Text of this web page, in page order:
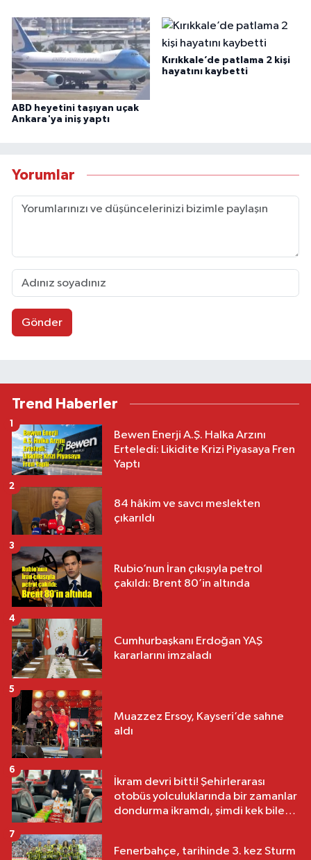
ABD heyetini taşıyan uçak
Ankara'ya iniş yaptı
Kırıkkale’de patlama 2 kişi
hayatını kaybetti
Yorumlar
Gönder
Trend Haberler
Bewen Enerji A.Ş. Halka Arzını
Erteledi: Likidite Krizi Piyasaya Fren
Yaptı
1
84 hâkim ve savcı meslekten
çıkarıldı
2
Rubio’nun İran çıkışıyla petrol
çakıldı: Brent 80’in altında
3
Cumhurbaşkanı Erdoğan YAŞ
kararlarını imzaladı
4
Muazzez Ersoy, Kayseri’de sahne
aldı
5
İkram devri bitti! Şehirlerarası
otobüs yolculuklarında bir zamanlar
dondurma ikramdı, şimdi kek bile
6
Fenerbahçe, tarihinde 3. kez Sturm
7